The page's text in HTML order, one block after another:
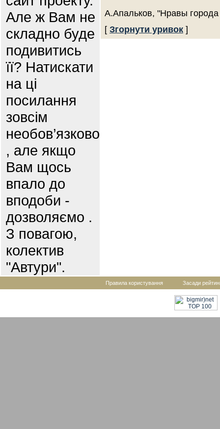
Але ж Вам не
складно буде
подивитись
її? Натискати
на ці
посилання
зовсім
необов’язково
, але якщо
Вам щось
впало до
вподоби -
дозволяємо .
З повагою,
колектив
"Автури".
А.Апальков, "Нравы
[ Згорнути уривок ]
Правила користування Засади